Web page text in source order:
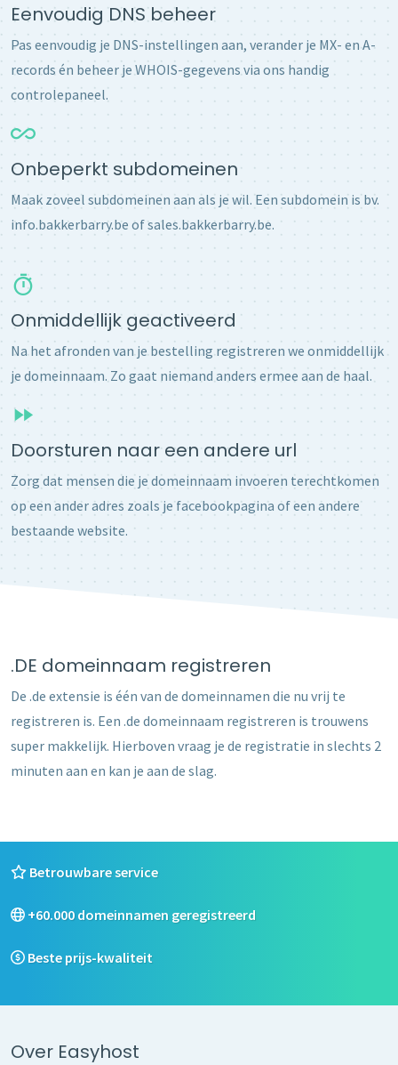
Eenvoudig DNS beheer
Pas eenvoudig je DNS-instellingen aan, verander je MX- en A-
records én beheer je WHOIS-gegevens via ons handig
controlepaneel.
Onbeperkt subdomeinen
Maak zoveel subdomeinen aan als je wil. Een subdomein is bv.
info.bakkerbarry.be of sales.bakkerbarry.be.
Onmiddellijk geactiveerd
Na het afronden van je bestelling registreren we onmiddellijk
je domeinnaam. Zo gaat niemand anders ermee aan de haal.
Doorsturen naar een andere url
Zorg dat mensen die je domeinnaam invoeren terechtkomen
op een ander adres zoals je facebookpagina of een andere
bestaande website.
.DE domeinnaam registreren
De .de extensie is één van de domeinnamen die nu vrij te
registreren is. Een .de domeinnaam registreren is trouwens
super makkelijk. Hierboven vraag je de registratie in slechts 2
minuten aan en kan je aan de slag.
Betrouwbare service
+60.000 domeinnamen geregistreerd
Beste prijs-kwaliteit
Over Easyhost